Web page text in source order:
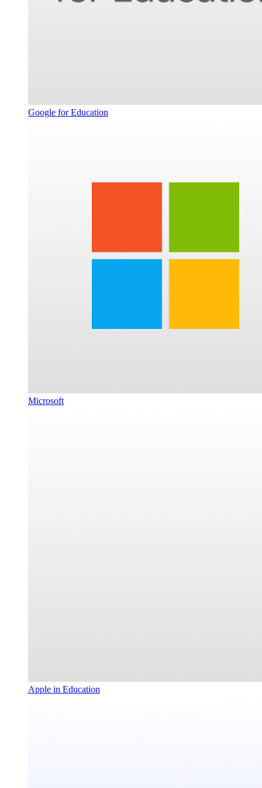
Google for Education
Microsoft
Apple in Education